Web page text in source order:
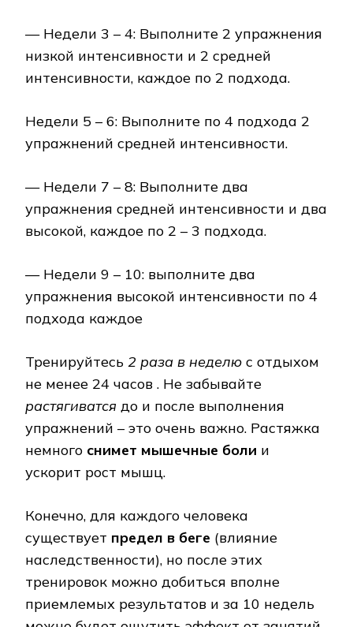
— Недели 3 – 4: Выполните 2 упражнения
низкой интенсивности и 2 средней
интенсивности, каждое по 2 подхода.
Недели 5 – 6: Выполните по 4 подхода 2
упражнений средней интенсивности.
— Недели 7 – 8: Выполните два
упражнения средней интенсивности и два
высокой, каждое по 2 – 3 подхода.
— Недели 9 – 10: выполните два
упражнения высокой интенсивности по 4
подхода каждое
Тренируйтесь 2 раза в неделю с отдыхом
не менее 24 часов . Не забывайте
растягиватся до и после выполнения
упражнений – это очень важно. Растяжка
немного снимет мышечные боли и
ускорит рост мышц.
Конечно, для каждого человека
существует предел в беге (влияние
наследственности), но после этих
тренировок можно добиться вполне
приемлемых результатов и за 10 недель